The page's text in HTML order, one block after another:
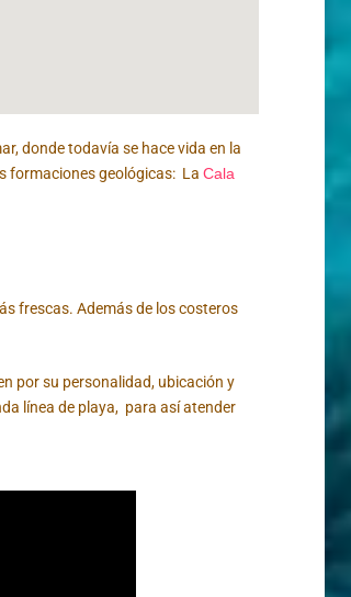
donde todavía se hace vida en la
formaciones geológicas: La Cala
frescas. Además de los costeros
por su personalidad, ubicación y
línea de playa, para así atender